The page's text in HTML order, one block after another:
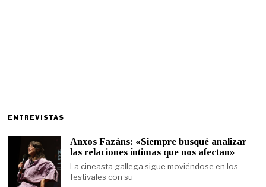
ENTREVISTAS
Anxos Fazáns: «Siempre busqué analizar
las relaciones íntimas que nos afectan»
La cineasta gallega sigue moviéndose en los
festivales con su